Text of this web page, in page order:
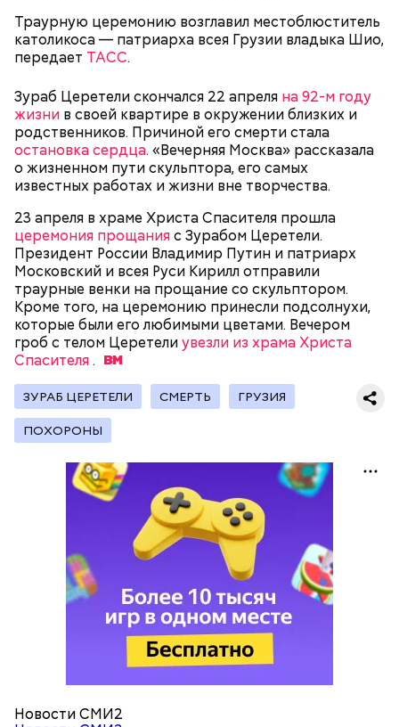
Траурную церемонию возглавил местоблюститель
католикоса — патриарха всея Грузии владыка Шио,
передает ТАСС.
Зураб Церетели скончался 22 апреля на 92-м году
жизни в своей квартире в окружении близких и
родственников. Причиной его смерти стала
остановка сердца. «Вечерняя Москва» рассказала
о жизненном пути скульптора, его самых
известных работах и жизни вне творчества.
23 апреля в храме Христа Спасителя прошла
церемония прощанияс Зурабом Церетели.
Президент России Владимир Путин и патриарх
Московский и всея Руси Кирилл отправили
траурные венки на прощание со скульптором.
Кроме того, на церемонию принесли подсолнухи,
которые были его любимыми цветами. Вечером
гроб с телом Церетелиувезли из храма Христа
Спасителя.
ЗУРАБ ЦЕРЕТЕЛИ СМЕРТЬ ГРУЗИЯ
ПОХОРОНЫ
Новости СМИ2
кабачок;
петрушка;
оливковое масло;
— Кабачки, порезанные кубиками, нужно легко
обжарить на сковороде. К ним добавляются зелень
петрушки, чеснок, соль и оливковое масло.
Получается очень вкусно, — поделился рецептом
Копылов.
Спагетти из кабачков
с сахарным диабетом;
лишним весом.
— В дыне содержится много сахара, который
представлен фруктозой. С одной стороны — это
хорошо, потому что дает энергию. Но важно
помнить, что сладкими дынями не нужно сильно
увлекаться, так же как и арбузами, людям с
сахарным диабетом и лишним весом, —
подчеркнула доктор.